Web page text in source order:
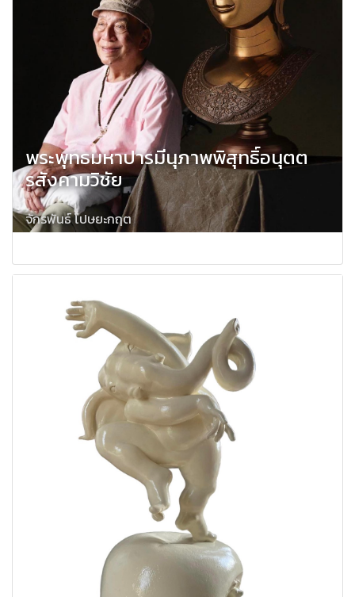
พระพุทธมหาปารมีนุภาพพิสุทธิ์อนุตต
รสังคามวิชัย
จักรพันธ์ โปษยะกฤต